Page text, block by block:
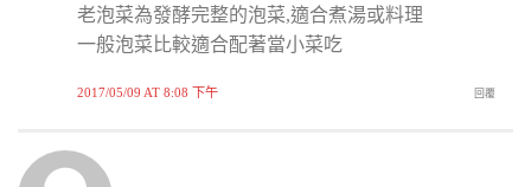
老泡菜為發酵完整的泡菜,適合煮湯或料理
一般泡菜比較適合配著當小菜吃
2017/05/09 AT 8:08 下午 回覆